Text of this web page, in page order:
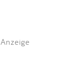
Anzeige